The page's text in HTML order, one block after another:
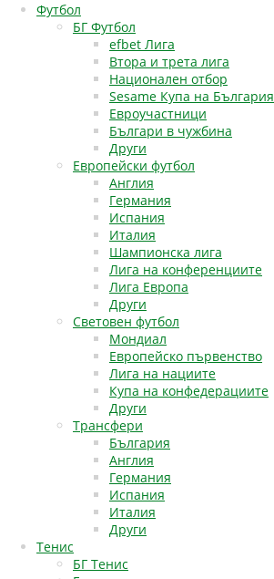
Футбол
БГ Футбол
efbet Лига
Втора и трета лига
Национален отбор
Sesame Купа на България
Евроучастници
Българи в чужбина
Други
Европейски футбол
Англия
Германия
Испания
Италия
Шампионска лига
Лига на конференциите
Лига Европа
Други
Световен футбол
Мондиал
Европейско първенство
Лига на нациите
Купа на конфедерациите
Други
Трансфери
България
Англия
Германия
Испания
Италия
Други
Тенис
БГ Тенис